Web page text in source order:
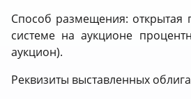
Способ размещения: открытая
системе на аукционе
аукцион).
Реквизиты выставленных